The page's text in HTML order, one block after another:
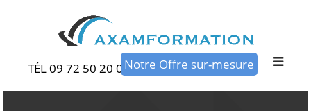
Notre Offre sur-mesure
TÉL 09 72 50 20 00